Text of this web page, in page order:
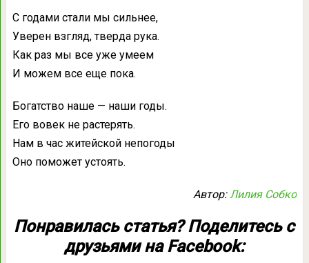
С годами стали мы сильнее,
Уверен взгляд, тверда рука.
Как раз мы все уже умеем
И можем все еще пока.
Богатство наше — наши годы.
Его вовек не растерять.
Нам в час житейской непогоды
Оно поможет устоять.
Автор:Лилия Собко
Понравилась статья? Поделитесь с
друзьями на Facebook: